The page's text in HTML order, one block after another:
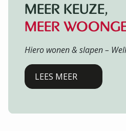
MEER KEUZE,
MEER
Hiero wonen & slapen –
LEES MEER